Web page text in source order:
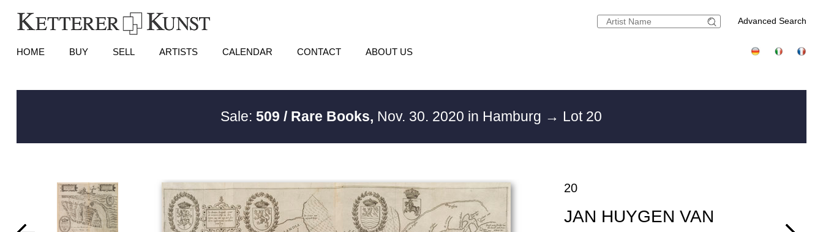
Advanced Search
HOME BUY SELL ARTISTS CALENDAR CONTACT ABOUT US
Sale:509 / Rare Books, Nov. 30. 2020 in Hamburg → Lot 20
20
JAN HUYGEN VAN